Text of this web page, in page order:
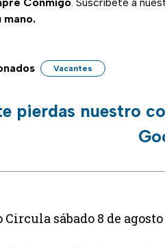
mano.
Vacantes
pierdas nuestro
Circula sábado 8 de